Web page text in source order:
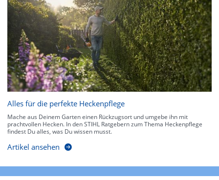
Alles für die perfekte Heckenpflege
Mache aus Deinem Garten einen Rückzugsort und umgebe ihn mit
prachtvollen Hecken. In den STIHL Ratgebern zum Thema Heckenpflege
findest Du alles, was Du wissen musst.
Artikel ansehen